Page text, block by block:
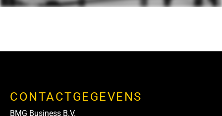
CONTACTGEGEVENS
BMG Business B.V.